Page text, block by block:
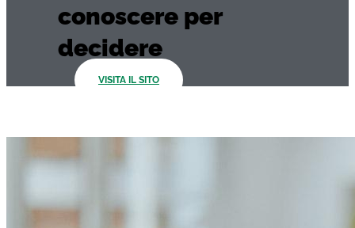
conoscere per
decidere
VISITA IL SITO